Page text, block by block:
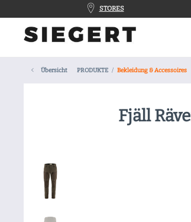
STORES
Übersicht PRODUKTE Bekleidung & Accessoires
Fjäll